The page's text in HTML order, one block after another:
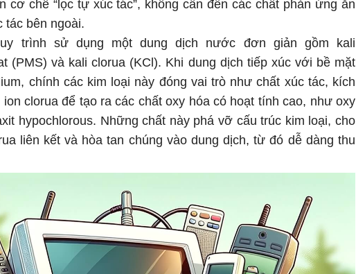
cơ chế “lọc tự xúc tác”, không cần đến các chất phản ứng ăn
tác bên ngoài.
trình sử dụng một dung dịch nước đơn giản gồm kali
(PMS) và kali clorua (KCl). Khi dung dịch tiếp xúc với bề mặt
chính các kim loại này đóng vai trò như chất xúc tác, kích
ion clorua để tạo ra các chất oxy hóa có hoạt tính cao, như oxy
hypochlorous. Những chất này phá vỡ cấu trúc kim loại, cho
liên kết và hòa tan chúng vào dung dịch, từ đó dễ dàng thu